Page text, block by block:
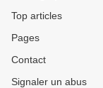
Top articles
Pages
Contact
Signaler un abus